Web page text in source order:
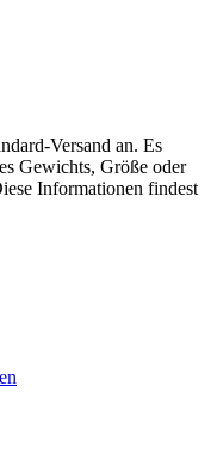
Versand an. Es
Gewichts, Größe oder
Informationen findest